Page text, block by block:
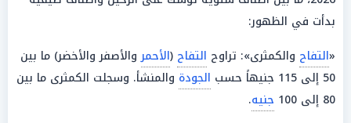
بدأت في الظهور:
«التفاح والكمثرى»: تراوح التفاح (الأحمروالأصفر والأخضر) ما بين
50 إلى 115 جنيهاً حسب
الجودة والمنشأ. وسجلت الكمثرى ما بين
80 إلى 100
جنيه.